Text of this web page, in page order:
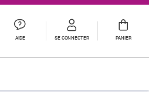
AIDE SE CONNECTER PANIER